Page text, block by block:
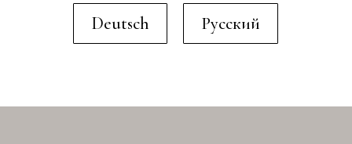
Deutsch Русский